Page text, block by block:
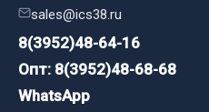
Весь раздел
Запчасти Урал
sales@ics38.ru
8(3952)48-64-16
Опт: 8(3952)48-68-68
WhatsApp